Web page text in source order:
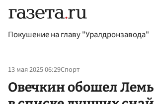
Покушение на главу "Уралдронзавода"
13 мая 2025 06:29Спорт
Овечкин обошел